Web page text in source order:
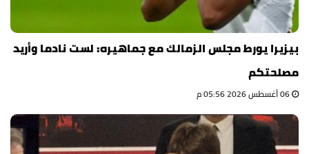
بيزيرا يورط مجلس الزمالك مع جماهيره: لست نادما وأريد
مصلحتكم